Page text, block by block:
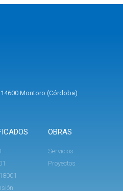
Montoro (Córdoba)
OBRAS
Servicios
Proyectos